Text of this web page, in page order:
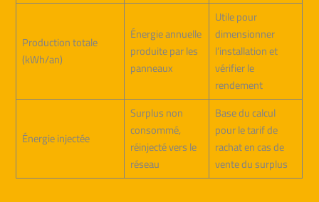
Production totale
(kWh/an)
Énergie annuelle
produite par les
panneaux
Utile pour
dimensionner
l’installation et
vérifier le
rendement
Énergie injectée
Surplus non
consommé,
réinjecté vers le
réseau
Base du calcul
pour le tarif de
rachat en cas de
vente du surplus